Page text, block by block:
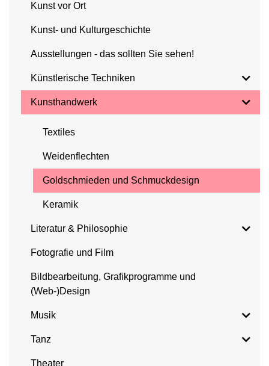
Kunst vor Ort
Kunst- und Kulturgeschichte
Ausstellungen - das sollten Sie sehen!
Künstlerische Techniken
Kunsthandwerk
Textiles
Weidenflechten
Goldschmieden und Schmuckdesign
Keramik
Literatur & Philosophie
Fotografie und Film
Bildbearbeitung, Grafikprogramme und
(Web-)Design
Musik
Tanz
Theater